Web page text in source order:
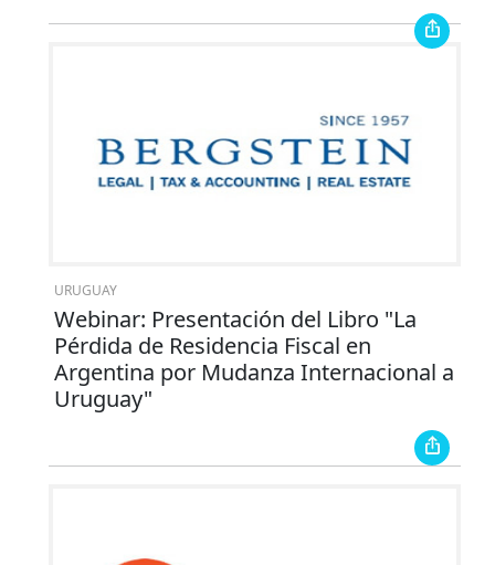
URUGUAY
Webinar: Presentación del Libro "La
Pérdida de Residencia Fiscal en
Argentina por Mudanza Internacional a
Uruguay"